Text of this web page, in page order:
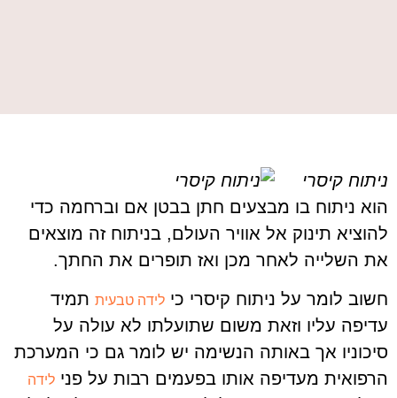
ניתוח קיסרי
הוא ניתוח בו מבצעים חתן בבטן אם וברחמה כדי
להוציא תינוק אל אוויר העולם, בניתוח זה מוצאים
את השלייה לאחר מכן ואז תופרים את החתך.
חשוב לומר על ניתוח קיסרי כי לידה טבעית תמיד
עדיפה עליו וזאת משום שתועלתו לא עולה על
סיכוניו אך באותה הנשימה יש לומר גם כי המערכת
הרפואית מעדיפה אותו בפעמים רבות על פני לידה